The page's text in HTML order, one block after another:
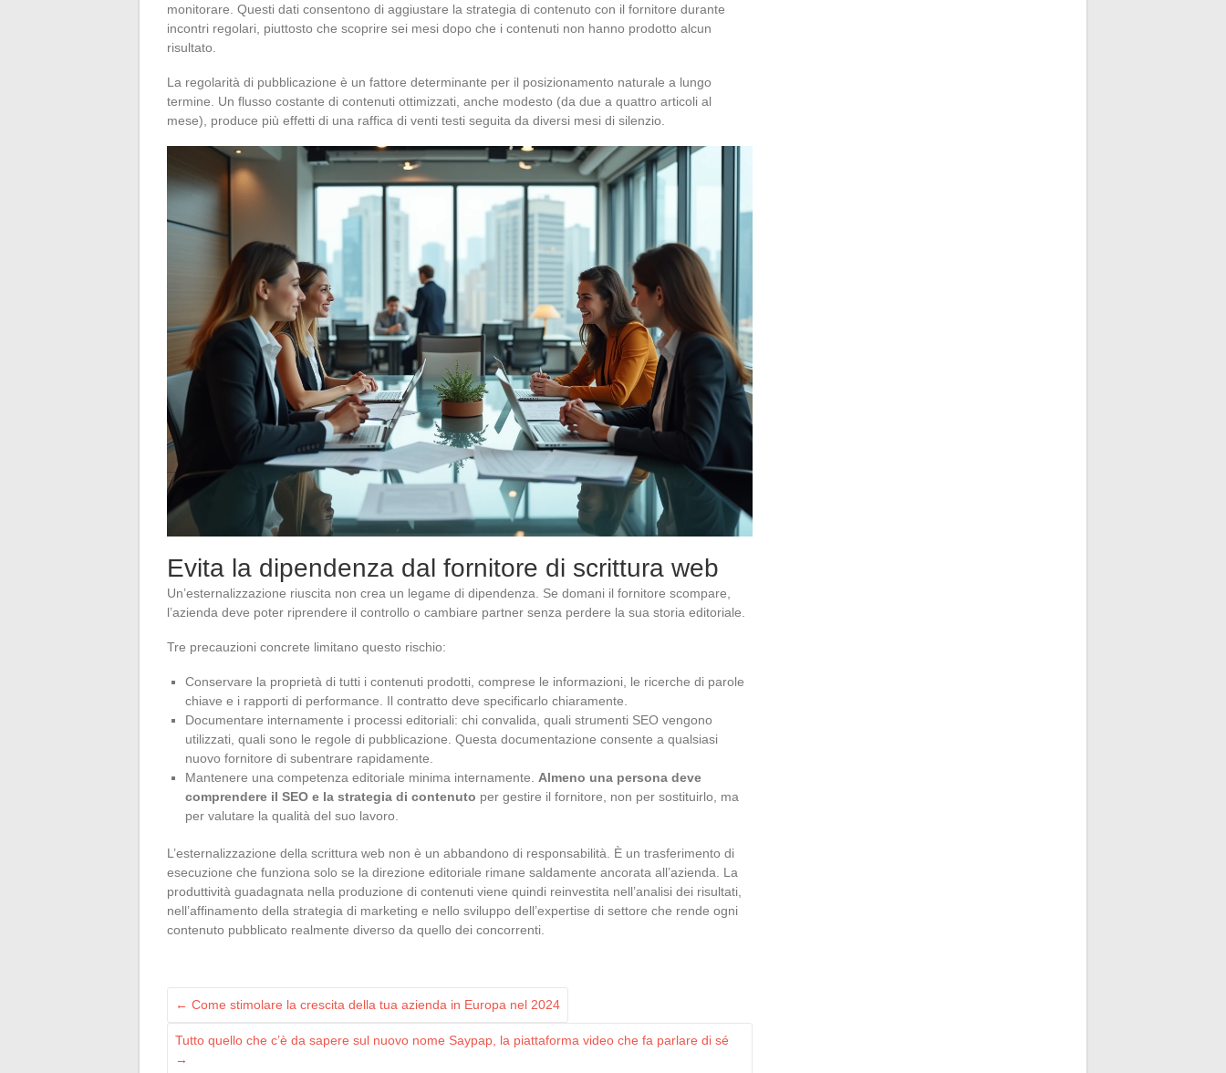
monitorare. Questi dati consentono di aggiustare la strategia di contenuto con il fornitore durante
incontri regolari, piuttosto che scoprire sei mesi dopo che i contenuti non hanno prodotto alcun
risultato.
La regolarità di pubblicazione è un fattore determinante per il posizionamento naturale a lungo
termine. Un flusso costante di contenuti ottimizzati, anche modesto (da due a quattro articoli al
mese), produce più effetti di una raffica di venti testi seguita da diversi mesi di silenzio.
Evita la dipendenza dal fornitore di scrittura web
Un’esternalizzazione riuscita non crea un legame di dipendenza. Se domani il fornitore scompare,
l’azienda deve poter riprendere il controllo o cambiare partner senza perdere la sua storia editoriale.
Tre precauzioni concrete limitano questo rischio:
Conservare la proprietà di tutti i contenuti prodotti, comprese le informazioni, le ricerche di parole
chiave e i rapporti di performance. Il contratto deve specificarlo chiaramente.
Documentare internamente i processi editoriali: chi convalida, quali strumenti SEO vengono
utilizzati, quali sono le regole di pubblicazione. Questa documentazione consente a qualsiasi
nuovo fornitore di subentrare rapidamente.
Mantenere una competenza editoriale minima internamente. Almeno una persona deve
comprendere il SEO e la strategia di contenuto per gestire il fornitore, non per sostituirlo, ma
per valutare la qualità del suo lavoro.
L’esternalizzazione della scrittura web non è un abbandono di responsabilità. È un trasferimento di
esecuzione che funziona solo se la direzione editoriale rimane saldamente ancorata all’azienda. La
produttività guadagnata nella produzione di contenuti viene quindi reinvestita nell’analisi dei risultati,
nell’affinamento della strategia di marketing e nello sviluppo dell’expertise di settore che rende ogni
contenuto pubblicato realmente diverso da quello dei concorrenti.
← Come stimolare la crescita della tua azienda in Europa nel 2024
Tutto quello che c’è da sapere sul nuovo nome Saypap, la piattaforma video che fa parlare di sé
→